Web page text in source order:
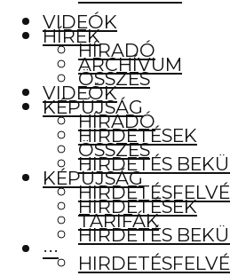
VIDEÓK
HÍRADÓ
ÖSSZES
KÉPÚJSÁG
HIRDETÉSEK
HIRDETÉS
TARIFÁK
···
HÍREK
ARCHÍVUM
VIDEÓK
HÍRADÓ
ÖSSZES
KÉPÚJSÁG
HIRDETÉSEK
HIRDETÉS